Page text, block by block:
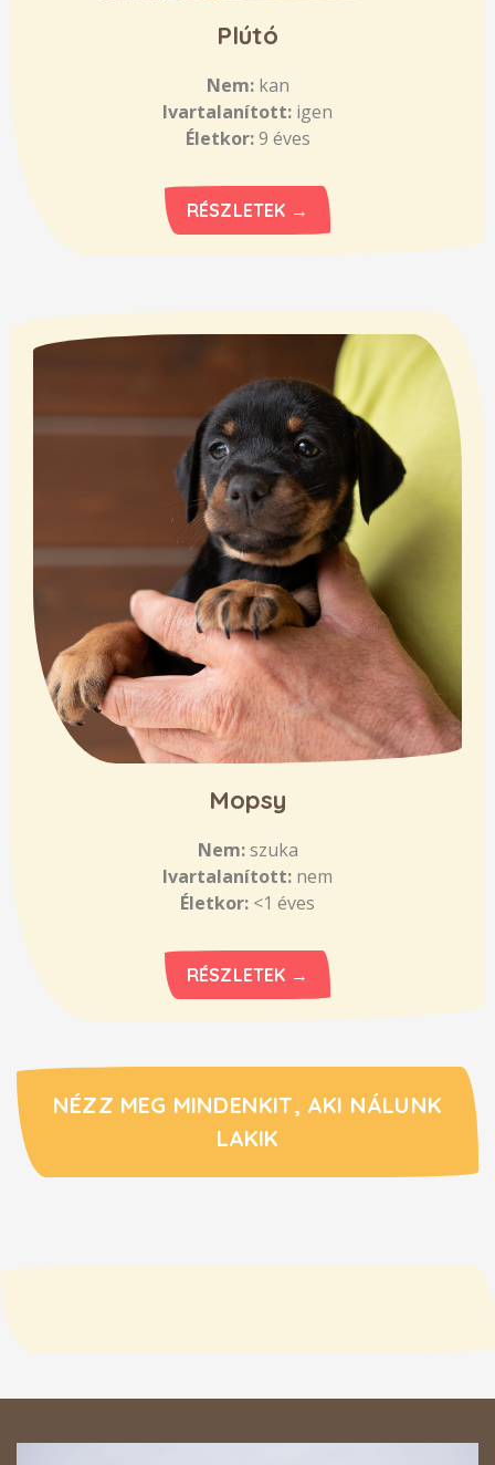
Plútó
Nem:kan
Ivartalanított: igen
Életkor:9 éves
RÉSZLETEK →
Mopsy
Nem:szuka
Ivartalanított: nem
Életkor: <1 éves
RÉSZLETEK →
NÉZZ MEG MINDENKIT, AKI NÁLUNK
LAKIK